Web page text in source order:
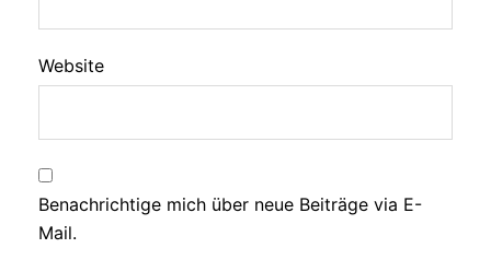
Website
Benachrichtige mich über neue Beiträge via E-
Mail.